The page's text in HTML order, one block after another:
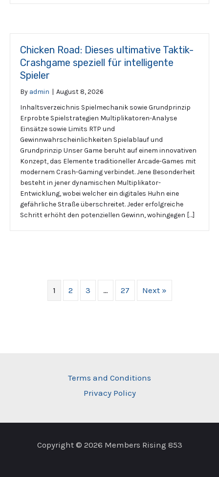
Chicken Road: Dieses ultimative Taktik-
Crashgame speziell für intelligente
Spieler
By admin | August 8, 2026
Inhaltsverzeichnis Spielmechanik sowie Grundprinzip
Erprobte Spielstrategien Multiplikatoren-Analyse
Einsätze sowie Limits RTP und
Gewinnwahrscheinlichkeiten Spielablauf und
Grundprinzip Unser Game beruht auf einem innovativen
Konzept, das Elemente traditioneller Arcade-Games mit
modernem Crash-Gaming verbindet. Jene Besonderheit
besteht in jener dynamischen Multiplikator-
Entwicklung, wobei welcher ein digitales Huhn eine
gefährliche Straße überschreitet. Jeder erfolgreiche
Schritt erhöht den potenziellen Gewinn, wohingegen […]
1 2 3 … 27 Next »
Terms and Conditions
Privacy Policy
Copyright © 2026 Members Rising 853